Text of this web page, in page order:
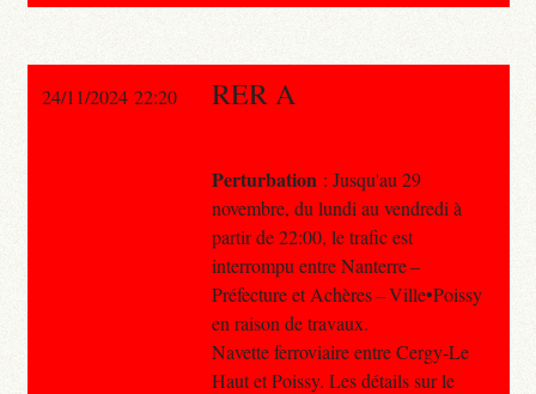
24/11/2024 22:20 RER A
Perturbation : Jusqu'au 29
novembre, du lundi au vendredi à
partir de 22:00, le trafic est
interrompu entre Nanterre –
Préfecture et Achères – Ville•Poissy
en raison de travaux.
Navette ferroviaire entre Cergy-Le
Haut et Poissy. Les détails sur le